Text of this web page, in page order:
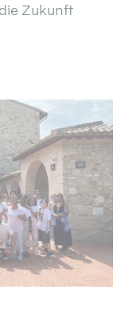
Zukunft